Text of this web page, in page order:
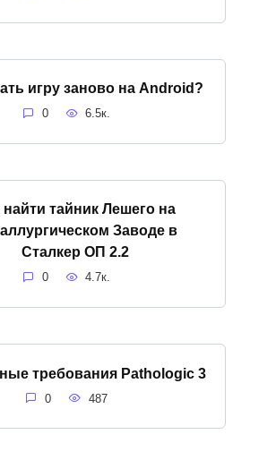
игру заново на Android?
0 6.5к.
найти тайник Лешего на
Заводе в
Сталкер ОП 2.2
0 4.7к.
требования Pathologic 3
0 487